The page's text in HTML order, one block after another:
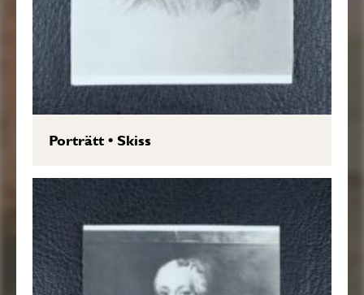
Porträtt•Skiss